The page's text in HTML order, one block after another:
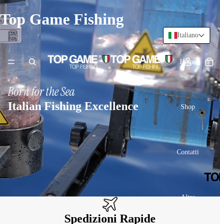
Top Game Fishing
Home
Shop
Contatti
Altro
Born for the Sea
Italian Fishing Excellence
Spedizioni Rapide
Italiano